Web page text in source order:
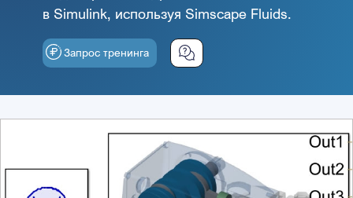
в Simulink, используя Simscape Fluids.
Запрос тренинга